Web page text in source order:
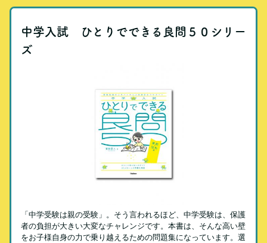
中学入試 ひとりでできる良問５０シリー
ズ
「中学受験は親の受験」。そう言われるほど、中学受験は、保護
者の負担が大きい大変なチャレンジです。本書は、そんな高い壁
をお子様自身の力で乗り越えるための問題集になっています。選